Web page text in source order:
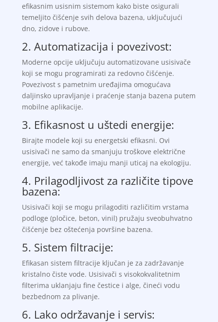
efikasnim usisnim sistemom kako biste osigurali
temeljito čišćenje svih delova bazena, uključujući
dno, zidove i rubove.
2. Automatizacija i povezivost:
Moderne opcije uključuju automatizovane usisivače
koji se mogu programirati za redovno čišćenje.
Povezivost s pametnim uređajima omogućava
daljinsko upravljanje i praćenje stanja bazena putem
mobilne aplikacije.
3. Efikasnost u uštedi energije:
Birajte modele koji su energetski efikasni. Ovi
usisivači ne samo da smanjuju troškove električne
energije, već takođe imaju manji uticaj na ekologiju.
4. Prilagodljivost za različite tipove
bazena:
Usisivači koji se mogu prilagoditi različitim vrstama
podloge (pločice, beton, vinil) pružaju sveobuhvatno
čišćenje bez oštećenja površine bazena.
5. Sistem filtracije:
Efikasan sistem filtracije ključan je za zadržavanje
kristalno čiste vode. Usisivači s visokokvalitetnim
filterima uklanjaju fine čestice i alge, čineći vodu
bezbednom za plivanje.
6. Lako održavanje i servis: